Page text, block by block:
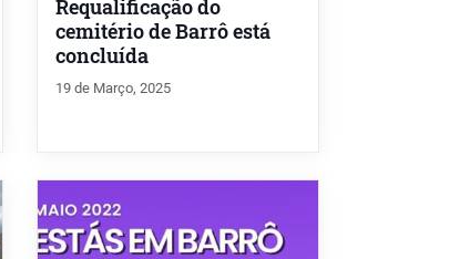
Requalificação do
cemitério de Barrô está
concluída
19 de Março, 2025